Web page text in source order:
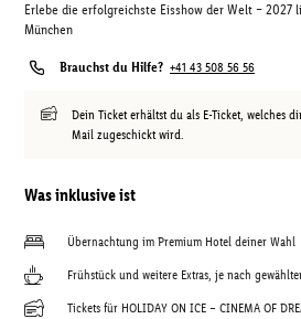
Erlebe die erfolgreichste Eisshow der Welt – 2027
München
Brauchst du Hilfe? +41 43 508 56 56
Dein Ticket erhältst du als E-Ticket, welches
Mail zugeschickt wird.
Was inklusive ist
Übernachtung im Premium Hotel deiner Wahl
Frühstück und weitere Extras, je nach
Tickets für HOLIDAY ON ICE – CINEMA OF